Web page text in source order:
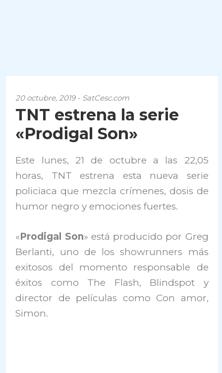
20 octubre, 2019 - SatCesc.com
TNT estrena la serie
«Prodigal Son»
Este lunes, 21 de octubre a las 22,05
horas, TNT estrena esta nueva serie
policiaca que mezcla crímenes, dosis de
humor negro y emociones fuertes.
«Prodigal Son» está producido por Greg
Berlanti, uno de los showrunners más
exitosos del momento responsable de
éxitos como The Flash, Blindspot y
director de películas como Con amor,
Simon.